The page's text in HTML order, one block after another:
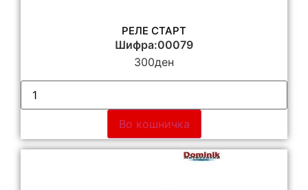
РЕЛЕ СТАРТ
Шифра:00079
300ден
Во кошничка